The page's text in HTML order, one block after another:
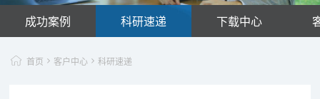
成功案例 科研速递 下载中心
首页 客户中心 科研速递